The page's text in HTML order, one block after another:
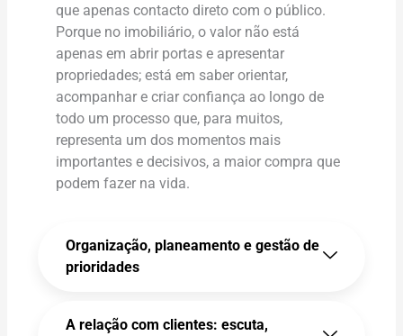
que apenas contacto direto com o público.
Porque no imobiliário, o valor não está
apenas em abrir portas e apresentar
propriedades; está em saber orientar,
acompanhar e criar confiança ao longo de
todo um processo que, para muitos,
representa um dos momentos mais
importantes e decisivos, a maior compra que
podem fazer na vida.
Organização, planeamento e gestão de
prioridades
A relação com clientes: escuta,